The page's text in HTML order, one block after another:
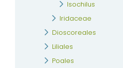
Isochilus
Iridaceae
Dioscoreales
Liliales
Poales